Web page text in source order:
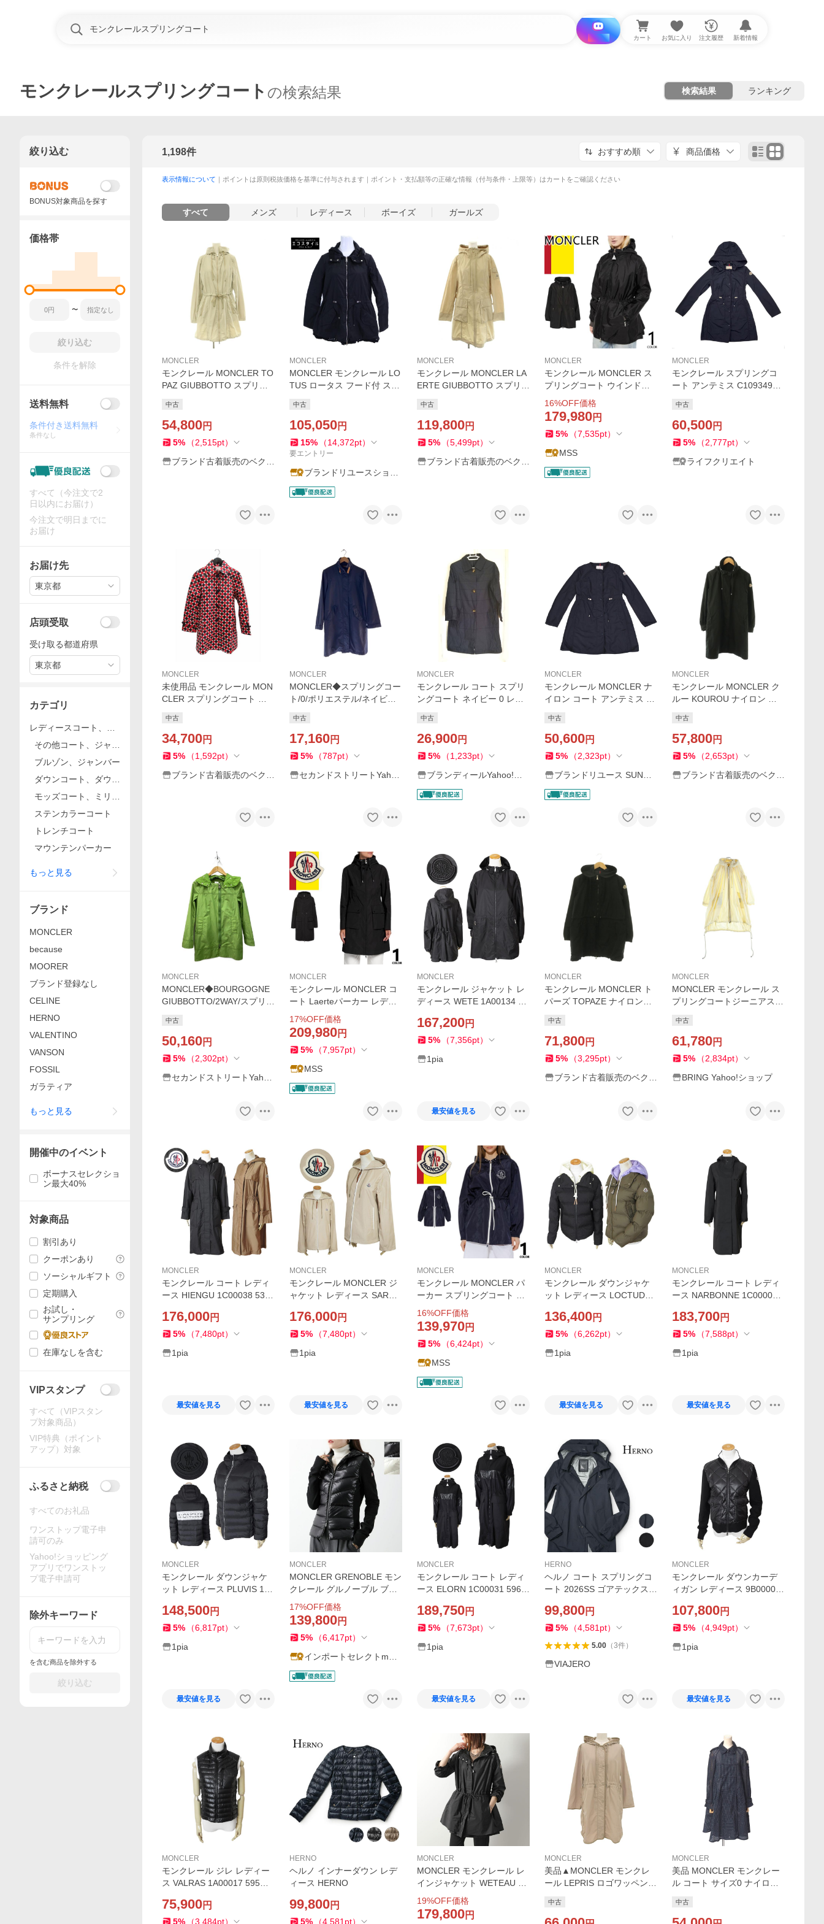
i と探す カート お気に入り 注文履歴 新着情報
モンクレールスプリングコート の検索結果 検索結果 ランキング
1,198件 おすすめ順 商品価格
表示情報について ｜ポイントは原則税抜価格を基準に付与されます｜ポイント・支払額等の正確な情報（付与条件・上限等）はカートをご確認ください
すべて メンズ レディース ボーイズ ガールズ
MONCLER
モンクレール MONCLER TO
PAZ GIUBBOTTO スプリン
グレー /DF ■OS レディース
中古
54,800円
5% （2,515pt）
ブランド古着販売のベクト
MONCLER
MONCLER モンクレール LO
TUS ロータス フード付 スプ
ディース
中古
105,050円
15% （14,372pt）
要エントリー
ブランドリユースショッ
プエコスタイル
MONCLER
モンクレール MONCLER LA
ERTE GIUBBOTTO スプリン
ップアップ ワンカラー ロゴ
0 ベージュ J10931C00019
中古
119,800円
5% （5,499pt）
ブランド古着販売のベクト
MONCLER
モンクレール MONCLER ス
プリングコート ウインドブ
レーカー レディース 黒ロゴ
ナイロン フード付き ロゴ ブ
ランド 大きいサイズ 薄手 春
おしゃれ 黒
16%OFF価格
179,980円
5% （7,535pt）
MSS
MONCLER
モンクレール スプリングコ
ート アンテミス C10934960
ステル ネイビー ANTHEMIS
MONCLER
中古
60,500円
5% （2,777pt）
ライフクリエイト
MONCLER
未使用品 モンクレール MON
CLER スプリングコート レ
ズ メンズ
中古
34,700円
5% （1,592pt）
ブランド古着販売のベクト
MONCLER
MONCLER◆スプリングコー
ト/0/ポリエステル/ネイビー/
中古
17,160円
5% （787pt）
セカンドストリートYaho
MONCLER
モンクレール コート スプリ
ングコート ネイビー 0 レデ
紺 ステッチ
中古
26,900円
5% （1,233pt）
ブランディールYahoo!シ
ョップ
MONCLER
モンクレール MONCLER ナ
イロン コート アンテミス A
リングコート レディース ネ
イビー ブルー サイズ0 ロゴ
ワッペン アパレル
中古
50,600円
5% （2,323pt）
ブランドリユース SUNRE
V
MONCLER
モンクレール MONCLER ク
ルー KOUROU ナイロン ス
ク /SS ■OS レディース
中古
57,800円
5% （2,653pt）
ブランド古着販売のベクト
MONCLER
MONCLER◆BOURGOGNE
GIUBBOTTO/2WAY/スプリン
中古
50,160円
5% （2,302pt）
セカンドストリートYaho
MONCLER
モンクレール MONCLER コ
ート Laerteパーカー レディ
ース スプリングコート フー
ド付き ジップアップ ロング
アイコンパッチ 大きいサイ
ズ 黒 ブラック
17%OFF価格
209,980円
5% （7,957pt）
MSS
MONCLER
モンクレール ジャケット レ
ディース WETE 1A00134 53
ター ウインドブレーカー レ
インコート ブラック 黒 MO
167,200円
5% （7,356pt）
1pia
最安値を見る
MONCLER
モンクレール MONCLER ト
パーズ TOPAZE ナイロンラ
ト ロゴワッペン フーディ 1
黒 ブラック 49101-05-54543
中古
71,800円
5% （3,295pt）
ブランド古着販売のベクト
MONCLER
MONCLER モンクレール ス
プリングコートジーニアス
70600
中古
61,780円
5% （2,834pt）
BRING Yahoo!ショップ
MONCLER
モンクレール コート レディ
ース HIENGU 1C00038 539
インドブレーカー レインコ
ート MONCLER
176,000円
5% （7,480pt）
1pia
最安値を見る
MONCLER
モンクレール MONCLER ジ
ャケット レディース SARRA
ウインドブレーカー レイン
コート ロゴパッチ ライトベ
176,000円
5% （7,480pt）
1pia
最安値を見る
MONCLER
モンクレール MONCLER パ
ーカー スプリングコート VEI
RADE レディース ナイロン
フード付き ジップアップ 春
薄手 ブランド 大きいサイズ
紺 ネイビー
16%OFF価格
139,970円
5% （6,424pt）
MSS
MONCLER
モンクレール ダウンジャケ
ット レディース LOCTUDY
ィ ダウンコー ト スプリング
コート ショート丈 爆買
136,400円
5% （6,262pt）
1pia
最安値を見る
MONCLER
モンクレール コート レディ
ース NARBONNE 1C00005 5
ーフィット ジャケット スプ
リングコート ブラック
183,700円
5% （7,588pt）
1pia
最安値を見る
MONCLER
モンクレール ダウンジャケ
ット レディース PLUVIS 1A0
ト アウター ショート ブラッ
ク 黒 MONCLER
148,500円
5% （6,817pt）
1pia
最安値を見る
MONCLER
MONCLER GRENOBLE モン
クレール グルノーブル ブル
ゾン 8G00018 80093 レディ
ース ナイロン×フリース 切替
ダウンジャケット フーテッ
ド ロゴワッペン
17%OFF価格
139,800円
5% （6,417pt）
インポートセレクトmus
ee
MONCLER
モンクレール コート レディ
ース ELORN 1C00031 596T
ウインドブレーカー レイン
コート ブラック 黒 MONCLE
189,750円
5% （7,673pt）
1pia
最安値を見る
HERNO
ヘルノ コート スプリングコ
ート 2026SS ゴアテックス
ンズ HERNO
99,800円
5% （4,581 pt）
5.00（3件）
VIAJERO
MONCLER
モンクレール ダウンカーデ
ィガン レディース 9B00004
ト アウター ブルゾン スプリ
ングコート ブラック 爆買
107,800円
5% （4,949pt）
1pia
最安値を見る
MONCLER
モンクレール ジレ レディー
ス VALRAS 1A00017 595OK
ウンベスト スプリングコー
ト ブラック 爆買
75,900円
5% （3,484pt）
HERNO
ヘルノ インナーダウン レデ
ィース HERNO
99,800円
5% （4,581 pt）
MONCLER
MONCLER モンクレール レ
インジャケット WETEAU ウ
ェトー 1A00135 539ZD レデ
ィース コート フード付き 撥
水 ナイロン 999 L10931A00
19%OFF価格
179,800円
MONCLER
美品▲MONCLER モンクレ
ール LEPRIS ロゴワッペン
ロンジャケット コート ベー
ジュ 2 正規品 レディース
中古
MONCLER
美品 MONCLER モンクレー
ル コート サイズ0 ナイロン
中古
絞り込む
BONUS対象商品を探す
価格帯
〜
絞り込む
条件を解除
送料無料
条件付き送料無料
条件なし
すべて（今注文で2
日以内にお届け）
今注文で明日までに
お届け
お届け先
東京都
店頭受取
受け取る都道府県
東京都
カテゴリ
レディースコート、ジ
ャケット
その他コート、ジャケ
ット
ブルゾン、ジャンバー
ダウンコート、ダウン
ジャケット
モッズコート、ミリタ
リー
ステンカラーコート
トレンチコート
マウンテンパーカー
もっと見る
ブランド
MONCLER
because
MOORER
ブランド登録なし
CELINE
HERNO
VALENTINO
VANSON
FOSSIL
ガラティア
もっと見る
開催中のイベント
ボーナスセレクショ
ン最大40%
対象商品
割引あり
クーポンあり
ソーシャルギフト
定期購入
お試し・
サンプリング
在庫なしを含む
VIPスタンプ
すべて（VIPスタン
プ対象商品）
VIP特典（ポイント
アップ）対象
ふるさと納税
すべてのお礼品
ワンストップ電子申
請可のみ
Yahoo!ショッピング
アプリでワンストッ
プ電子申請可
除外キーワード
を含む商品を除外する
絞り込む